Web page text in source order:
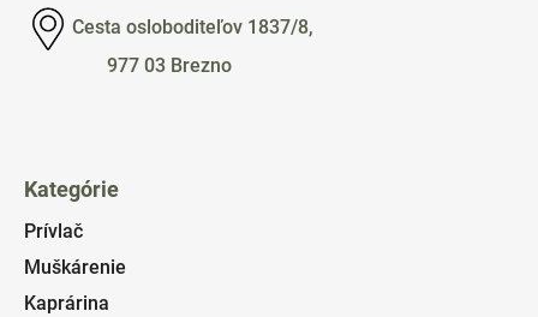
Cesta osloboditeľov 1837/8,
977 03 Brezno
Kategórie
Prívlač
Muškárenie
Kaprárina